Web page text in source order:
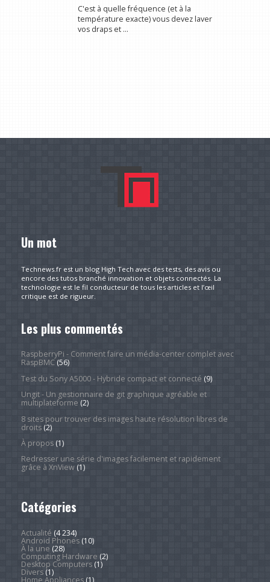
C'est à quelle fréquence (et à la
température exacte) vous devez laver
vos draps et ...
Un mot
Technews.fr est un blog High Tech avec des tests, des avis ou
encore des tutos branché innovation et objets connectés. La
technologie est le fil conducteur de tous les articles et l’œil
critique est de rigueur.
Les plus commentés
RaspberryPi - Comment faire un média-center complet avec
RaspBMC(56)
Test du Sony A5000 - Hybride compact et connecté (9)
Ungit - Un gestionnaire de git graphique agréable et
multiplateforme (2)
8 sites pour trouver des images haute résolution libres de
droits(2)
À propos(1)
Redresser une série d'images facilement et rapidement
grâce à XnView(1)
Catégories
Actualité (4 234)
Android Phones(10)
À la une (28)
Computing Hardware (2)
Desktop Computers(1)
Divers(1)
Home Appliances(1)